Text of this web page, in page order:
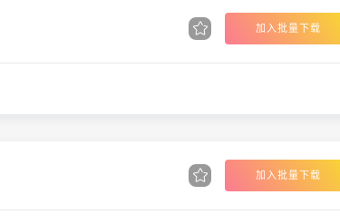
加入批量下载
加入批量下载